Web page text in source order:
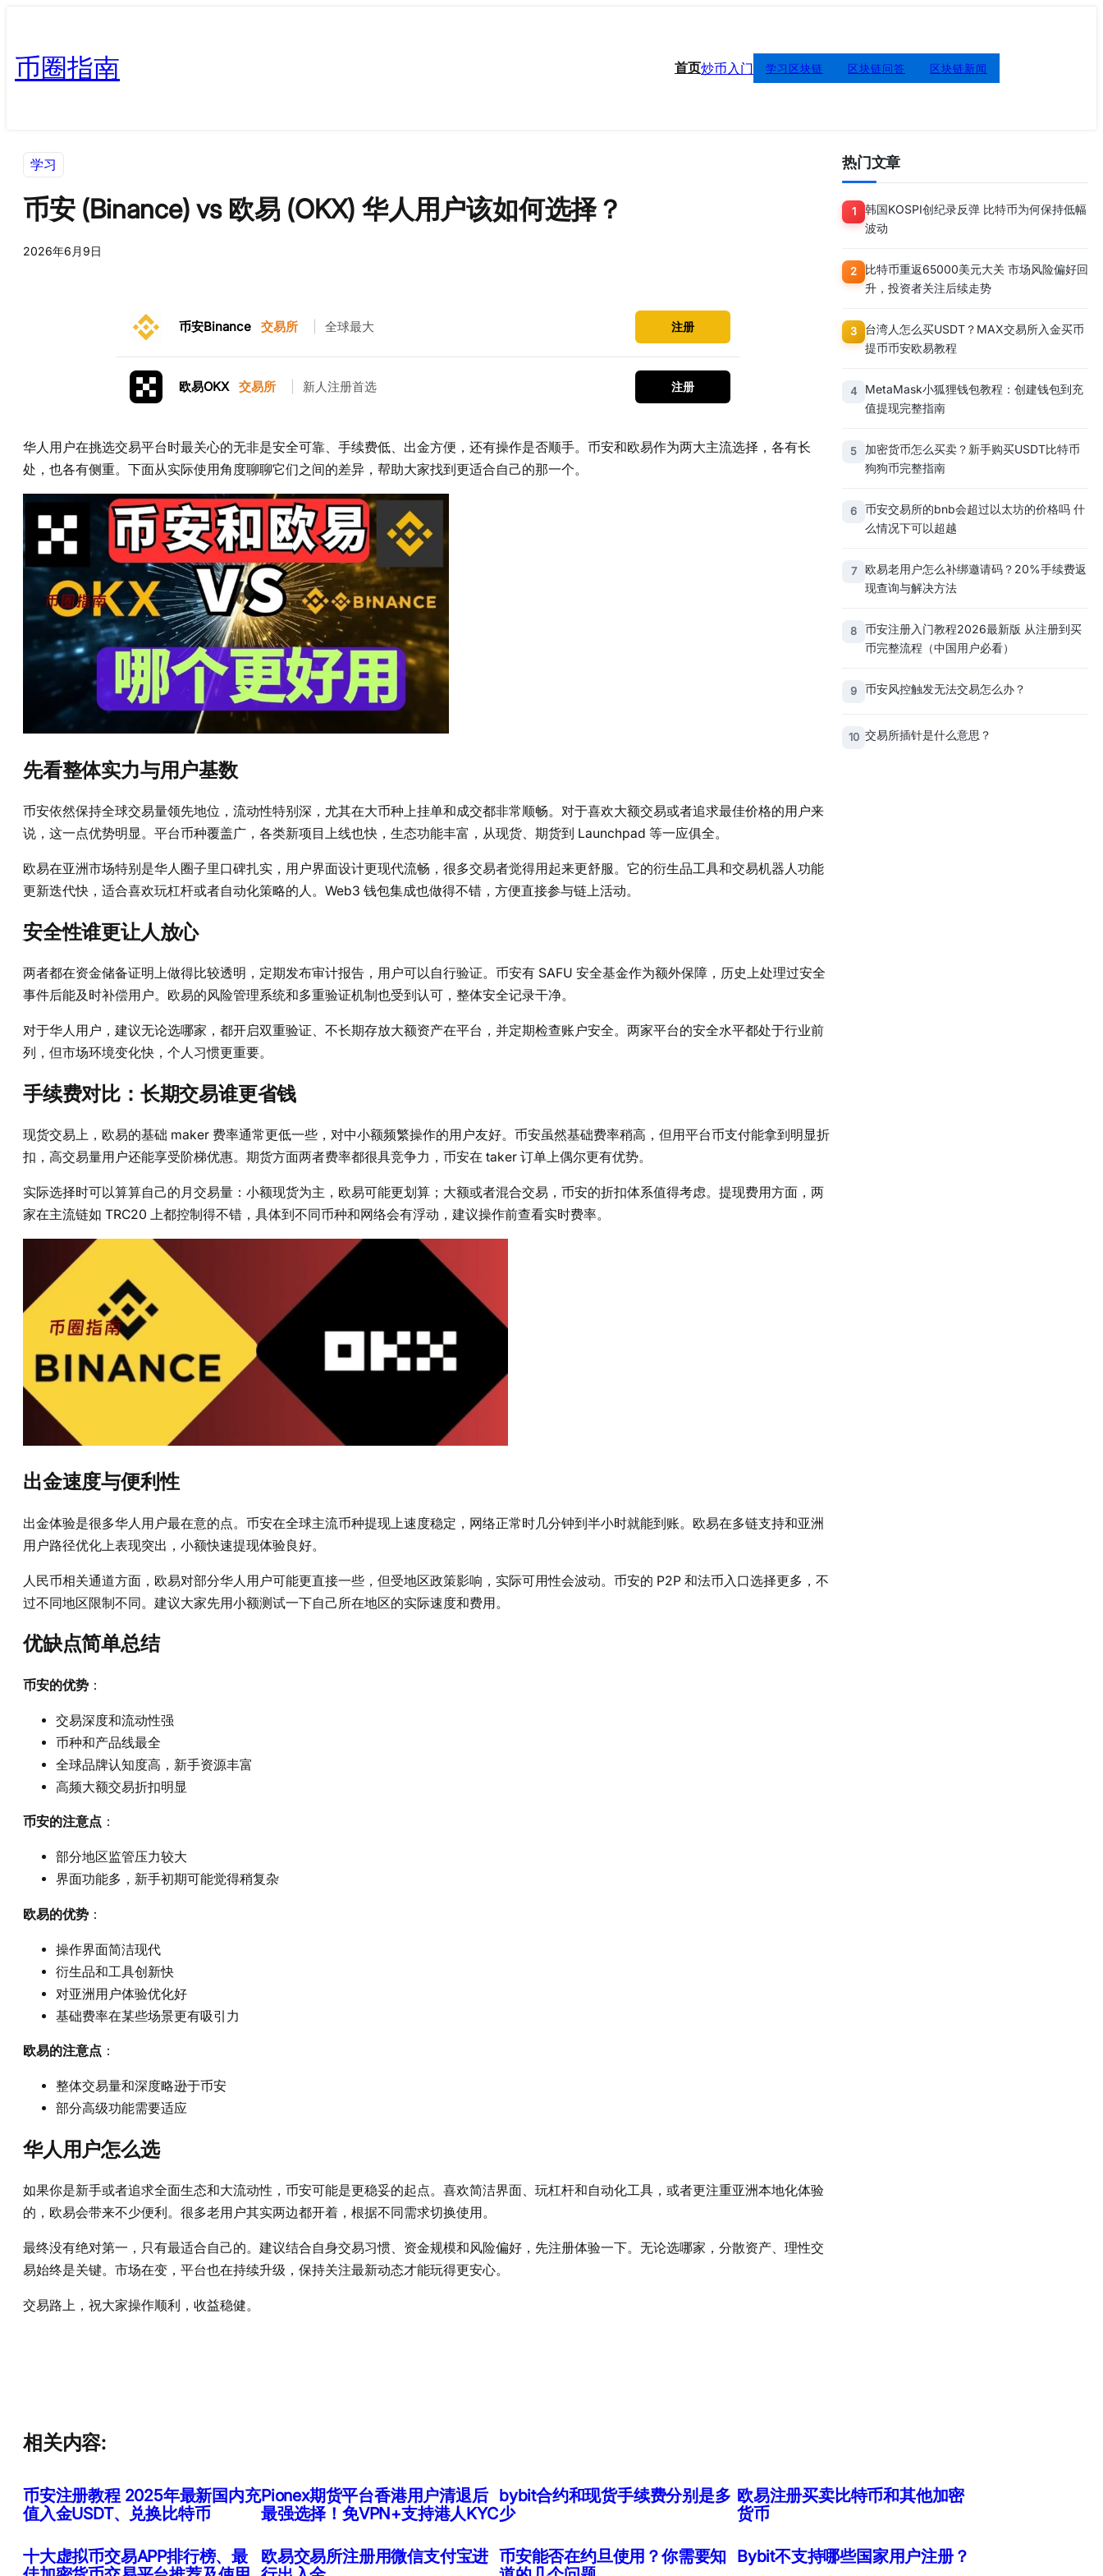
币圈指南 首页炒币入门 学习区块链 区块链问答 区块链新闻
学习
币安 (Binance) vs 欧易 (OKX) 华人用户该如何选择？
2026年6月9日
币安Binance 交易所 全球最大 注册
欧易OKX 交易所 新人注册首选 注册
华人用户在挑选交易平台时最关心的无非是安全可靠、手续费低、出金方便，还有操作是否顺手。币安和欧易作为两大主流选择，各有长
处，也各有侧重。下面从实际使用角度聊聊它们之间的差异，帮助大家找到更适合自己的那一个。
先看整体实力与用户基数
币安依然保持全球交易量领先地位，流动性特别深，尤其在大币种上挂单和成交都非常顺畅。对于喜欢大额交易或者追求最佳价格的用户来
说，这一点优势明显。平台币种覆盖广，各类新项目上线也快，生态功能丰富，从现货、期货到 Launchpad 等一应俱全。
欧易在亚洲市场特别是华人圈子里口碑扎实，用户界面设计更现代流畅，很多交易者觉得用起来更舒服。它的衍生品工具和交易机器人功能
更新迭代快，适合喜欢玩杠杆或者自动化策略的人。Web3 钱包集成也做得不错，方便直接参与链上活动。
安全性谁更让人放心
两者都在资金储备证明上做得比较透明，定期发布审计报告，用户可以自行验证。币安有 SAFU 安全基金作为额外保障，历史上处理过安全
事件后能及时补偿用户。欧易的风险管理系统和多重验证机制也受到认可，整体安全记录干净。
对于华人用户，建议无论选哪家，都开启双重验证、不长期存放大额资产在平台，并定期检查账户安全。两家平台的安全水平都处于行业前
列，但市场环境变化快，个人习惯更重要。
手续费对比：长期交易谁更省钱
现货交易上，欧易的基础 maker 费率通常更低一些，对中小额频繁操作的用户友好。币安虽然基础费率稍高，但用平台币支付能拿到明显折
扣，高交易量用户还能享受阶梯优惠。期货方面两者费率都很具竞争力，币安在 taker 订单上偶尔更有优势。
实际选择时可以算算自己的月交易量：小额现货为主，欧易可能更划算；大额或者混合交易，币安的折扣体系值得考虑。提现费用方面，两
家在主流链如 TRC20 上都控制得不错，具体到不同币种和网络会有浮动，建议操作前查看实时费率。
出金速度与便利性
出金体验是很多华人用户最在意的点。币安在全球主流币种提现上速度稳定，网络正常时几分钟到半小时就能到账。欧易在多链支持和亚洲
用户路径优化上表现突出，小额快速提现体验良好。
人民币相关通道方面，欧易对部分华人用户可能更直接一些，但受地区政策影响，实际可用性会波动。币安的 P2P 和法币入口选择更多，不
过不同地区限制不同。建议大家先用小额测试一下自己所在地区的实际速度和费用。
优缺点简单总结
币安的优势 ：
交易深度和流动性强
币种和产品线最全
全球品牌认知度高，新手资源丰富
高频大额交易折扣明显
币安的注意点 ：
部分地区监管压力较大
界面功能多，新手初期可能觉得稍复杂
欧易的优势 ：
操作界面简洁现代
衍生品和工具创新快
对亚洲用户体验优化好
基础费率在某些场景更有吸引力
欧易的注意点 ：
整体交易量和深度略逊于币安
部分高级功能需要适应
华人用户怎么选
如果你是新手或者追求全面生态和大流动性，币安可能是更稳妥的起点。喜欢简洁界面、玩杠杆和自动化工具，或者更注重亚洲本地化体验
的，欧易会带来不少便利。很多老用户其实两边都开着，根据不同需求切换使用。
最终没有绝对第一，只有最适合自己的。建议结合自身交易习惯、资金规模和风险偏好，先注册体验一下。无论选哪家，分散资产、理性交
易始终是关键。市场在变，平台也在持续升级，保持关注最新动态才能玩得更安心。
交易路上，祝大家操作顺利，收益稳健。
热门文章
1
韩国KOSPI创纪录反弹 比特币为何保持低幅
波动
2
比特币重返65000美元大关 市场风险偏好回
升，投资者关注后续走势
3
台湾人怎么买USDT？MAX交易所入金买币
提币币安欧易教程
4
MetaMask小狐狸钱包教程：创建钱包到充
值提现完整指南
5
加密货币怎么买卖？新手购买USDT比特币
狗狗币完整指南
6
币安交易所的bnb会超过以太坊的价格吗 什
么情况下可以超越
7
欧易老用户怎么补绑邀请码？20%手续费返
现查询与解决方法
8
币安注册入门教程2026最新版 从注册到买
币完整流程（中国用户必看）
9 币安风控触发无法交易怎么办？
10 交易所插针是什么意思？
相关内容:
币安注册教程 2025年最新国内充
值入金USDT、兑换比特币
Pionex期货平台香港用户清退后
最强选择！免VPN+支持港人KYC
bybit合约和现货手续费分别是多
少
欧易注册买卖比特币和其他加密
货币
十大虚拟币交易APP排行榜、最
欧易交易所注册用微信支付宝进 币安能否在约旦使用？你需要知
Bybit不支持哪些国家用户注册？